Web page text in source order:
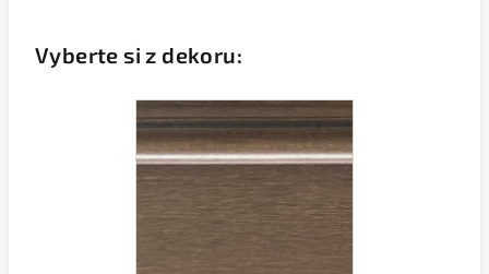
Vyberte si z dekoru: